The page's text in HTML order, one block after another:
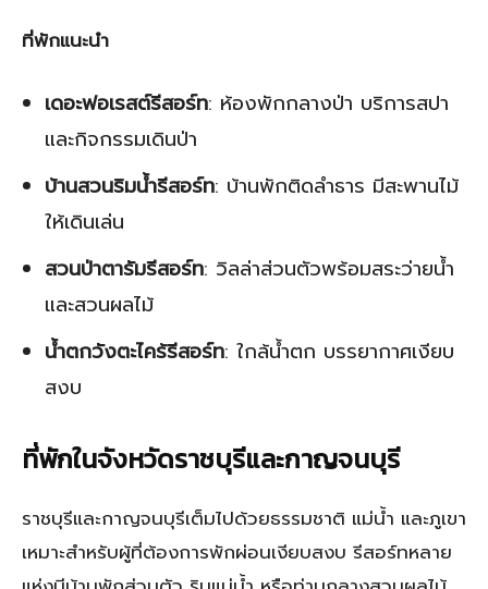
ที่พักแนะนำ
เดอะฟอเรสต์รีสอร์ท: ห้องพักกลางป่า บริการสปา
และกิจกรรมเดินป่า
บ้านสวนริมน้ำรีสอร์ท: บ้านพักติดลำธาร มีสะพานไม้
ให้เดินเล่น
สวนป่าตารัมรีสอร์ท: วิลล่าส่วนตัวพร้อมสระว่ายน้ำ
และสวนผลไม้
น้ำตกวังตะไคร้รีสอร์ท: ใกล้น้ำตก บรรยากาศเงียบ
สงบ
ที่พักในจังหวัดราชบุรีและกาญจนบุรี
ราชบุรีและกาญจนบุรีเต็มไปด้วยธรรมชาติ แม่น้ำ และภูเขา
เหมาะสำหรับผู้ที่ต้องการพักผ่อนเงียบสงบ รีสอร์ทหลาย